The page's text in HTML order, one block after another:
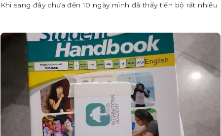
Khi sang đây chưa đến 10 ngày mình đã thấy tiến bộ rất nhiều